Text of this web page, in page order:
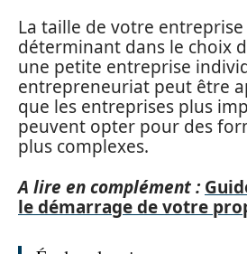
La taille de votre
déterminant dans le choix
une petite entreprise
entrepreneuriat peut être
que les entreprises plus
peuvent opter pour des
plus complexes.
A lire en complément :
le démarrage de votre